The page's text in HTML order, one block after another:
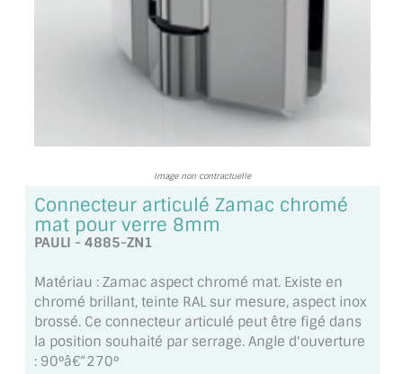
TOUS LES TARIFS AU M2
GUIDE : CHOIX PAR UTILISATION
INSPIRATIONS ET NOUVEAUTÉS
AMBIANCE LAITON BROSSÉ
MIROIRS VIEILLIS AMBIANCE BRASSERIE
MIROIR SUR MESURE
MIROIR DÉCORATIF DE COULEUR
LOTS DE MIROIRS EN MOZAÏQUE
Image non contractuelle
Connecteur articulé Zamac chromé
mat pour verre 8mm
PAULI - 4885-ZN1
Matériau : Zamac aspect chromé mat. Existe en
chromé brillant, teinte RAL sur mesure, aspect inox
brossé. Ce connecteur articulé peut être figé dans
la position souhaité par serrage. Angle d'ouverture
: 90°â€“270°